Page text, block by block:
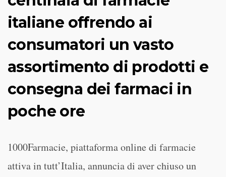
italiane offrendo ai
consumatori un vasto
assortimento di prodotti e
consegna dei farmaci in
poche ore
1000Farmacie, piattaforma online di farmacie
attiva in tutt’Italia, annuncia di aver chiuso un